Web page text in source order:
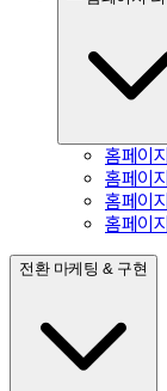
홈페이
홈페이
홈페이
홈페이
전환 마케팅 & 구현